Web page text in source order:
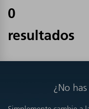
0
resultados
¿No